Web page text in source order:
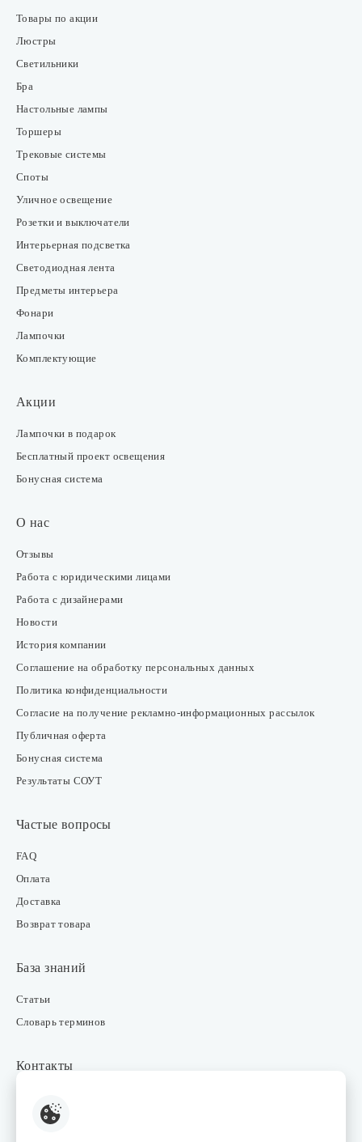
Товары по акции
Люстры
Светильники
Бра
Настольные лампы
Торшеры
Трековые системы
Споты
Уличное освещение
Розетки и выключатели
Интерьерная подсветка
Светодиодная лента
Предметы интерьера
Фонари
Лампочки
Комплектующие
Акции
Лампочки в подарок
Бесплатный проект освещения
Бонусная система
О нас
Отзывы
Работа с юридическими лицами
Работа с дизайнерами
Новости
История компании
Соглашение на обработку персональных данных
Политика конфиденциальности
Согласие на получение рекламно-информационных рассылок
Публичная оферта
Бонусная система
Результаты СОУТ
Частые вопросы
FAQ
Оплата
Доставка
Возврат товара
База знаний
Статьи
Словарь терминов
Контакты
Интернет-магазин